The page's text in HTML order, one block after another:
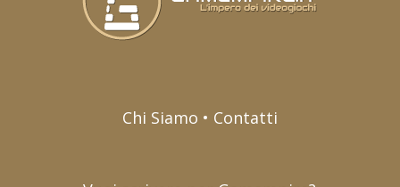
Chi Siamo • Contatti